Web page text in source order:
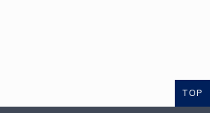
TOP